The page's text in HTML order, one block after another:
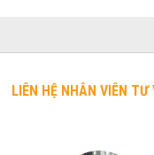
LIÊN HỆ NHÂN VIÊN